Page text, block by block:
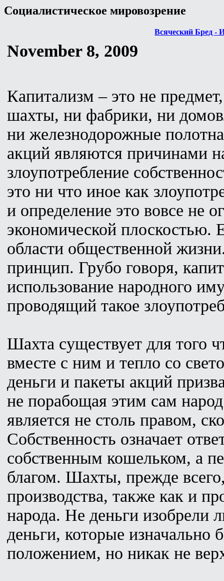
Социалистическое мировозрение
Всяческий Бред -
November 8, 2009
Капитализм – это не
шахты, ни фабрики, ни
ни железнодорожные
акций являются причинами
злоупотребление
это ни что иное как
и определение это вовсе не
экономической плоскостью.
области общественной
принцип. Грубо говоря,
использование народного
проводящий такое
Шахта существует для того
вместе с ним и тепло со
деньги и пакеты акций
не порабощая этим сам
является не столь правом,
Собственность означает
собственным кошельком, а
благом. Шахты, прежде
производства, также как и
народа. Не деньги изобрели
деньги, которые
положением, но никак не